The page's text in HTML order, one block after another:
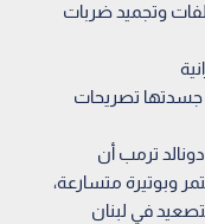
وتجميد ضربات
جسدتها تصريحات
ترمب أن
وبوتيرة متسارعة،
في لبنان